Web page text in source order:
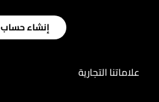
إنشاء حساب
علاماتنا التجارية